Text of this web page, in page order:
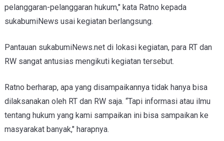
pelanggaran-pelanggaran hukum," kata Ratno kepada
sukabumiNews usai kegiatan berlangsung.
Pantauan sukabumiNews.net di lokasi kegiatan, para RT dan
RW sangat antusias mengikuti kegiatan tersebut.
Ratno berharap, apa yang disampaikannya tidak hanya bisa
dilaksanakan oleh RT dan RW saja. “Tapi informasi atau ilmu
tentang hukum yang kami sampaikan ini bisa sampaikan ke
masyarakat banyak," harapnya.